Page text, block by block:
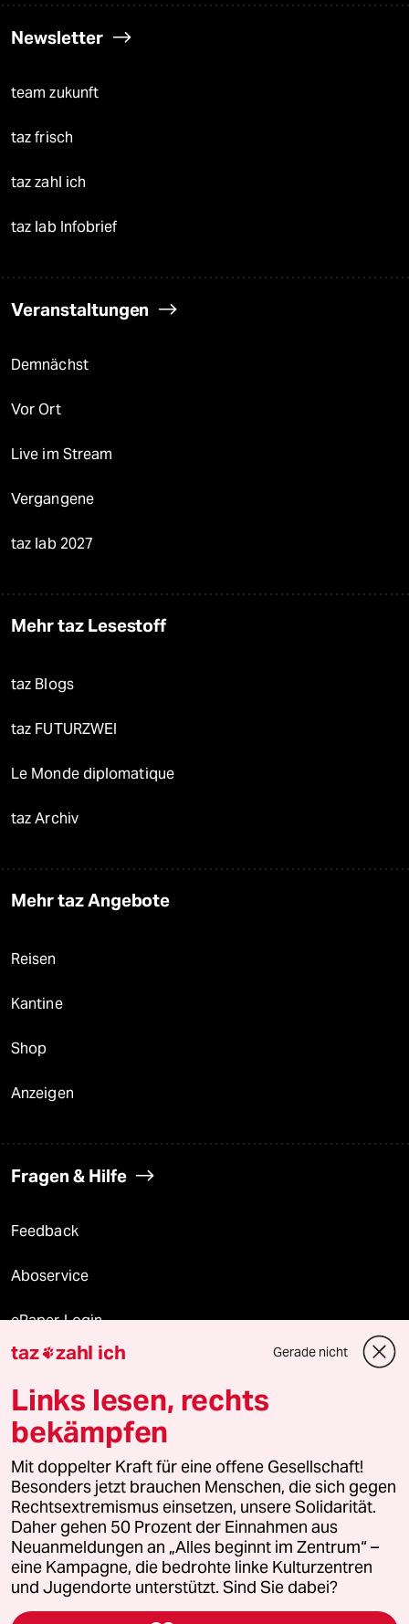
Newsletter
team zukunft
taz frisch
taz zahl ich
taz lab Infobrief
Veranstaltungen
Demnächst
Vor Ort
Live im Stream
Vergangene
taz lab 2027
Mehr taz Lesestoff
taz Blogs
taz FUTURZWEI
Le Monde diplomatique
taz Archiv
Mehr taz Angebote
Reisen
Kantine
Shop
Anzeigen
Fragen & Hilfe
Feedback
Aboservice
ePaper Login
Downloads für Abonnierende
© 2026 taz Verlags und Vertriebs GmbH
Alle Rechte vorbehalten. Bei rechtlichen Fragen oder für Genehmigungen
wenden Sie sich bitte an
lizenzen@taz.de
Feedback Redaktionsstatut Kommune-Richtlinien
Leitlinie Informant Datenschutz Impressum AGB
taz zahl ich Gerade nicht
Links lesen, rechts
bekämpfen
Mit doppelter Kraft für eine offene Gesellschaft!
Besonders jetzt brauchen Menschen, die sich gegen
Rechtsextremismus einsetzen, unsere Solidarität.
Daher gehen 50 Prozent der Einnahmen aus
Neuanmeldungen an „Alles beginnt im Zentrum“ –
eine Kampagne, die bedrohte linke Kulturzentren
und Jugendorte unterstützt. Sind Sie dabei?